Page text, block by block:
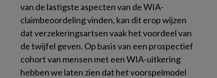
van de lastigste aspecten van de WIA-
claimbeoordeling vinden, kan dit erop wijzen
dat verzekeringsartsen vaak het voordeel van
de twijfel geven. Op basis van een prospectief
cohort van mensen met een WIA-uitkering
hebben we laten zien dat het voorspelmodel